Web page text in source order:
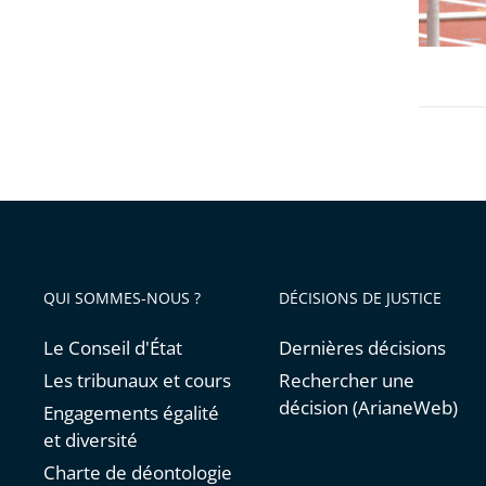
recours
de
QUI SOMMES-NOUS ?
Le Conseil d'État
Les tribunaux et cours
Engagements égalité
et diversité
Charte de déontologie
DÉCISIONS DE JUSTICE
Dernières décisions
Rechercher une
décision (ArianeWeb)